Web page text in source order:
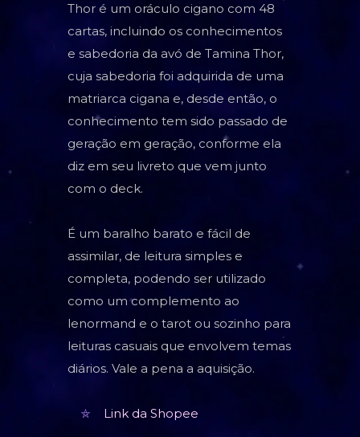
Thor é um oráculo cigano com 48
cartas, incluindo os conhecimentos
e sabedoria da avó de Tamina Thor,
cuja sabedoria foi adquirida de uma
matriarca cigana e, desde então, o
conhecimento tem sido passado de
geração em geração, conforme ela
diz em seu livreto que vem junto
com o deck.
É um baralho barato e fácil de
assimilar, de leitura simples e
completa, podendo ser utilizado
como um complemento ao
lenormand e o tarot ou sozinho para
leituras casuais que envolvem temas
diários. Vale a pena a aquisição.
Link da Shopee